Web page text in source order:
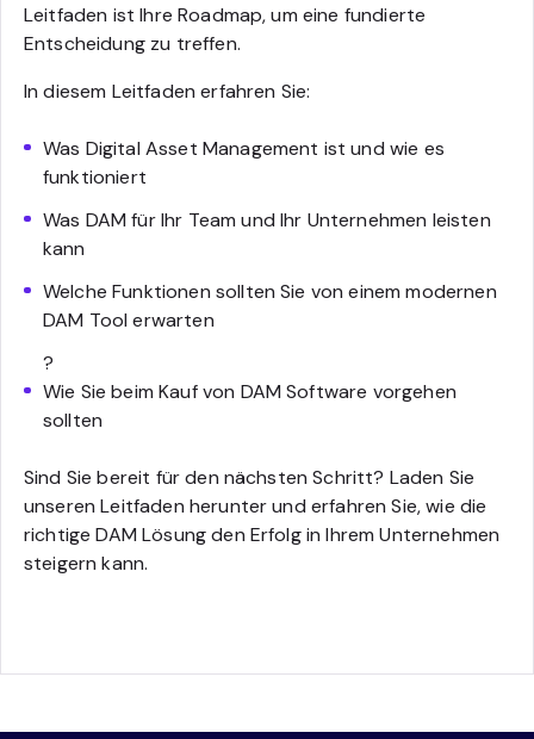
Leitfaden ist Ihre Roadmap, um eine fundierte
Entscheidung zu treffen.
In diesem Leitfaden erfahren Sie:
Was Digital Asset Management ist und wie es
funktioniert
Was DAM für Ihr Team und Ihr Unternehmen leisten
kann
Welche Funktionen sollten Sie von einem modernen
DAM Tool erwarten
?
Wie Sie beim Kauf von DAM Software vorgehen
sollten
Sind Sie bereit für den nächsten Schritt? Laden Sie
unseren Leitfaden herunter und erfahren Sie, wie die
richtige DAM Lösung den Erfolg in Ihrem Unternehmen
steigern kann.